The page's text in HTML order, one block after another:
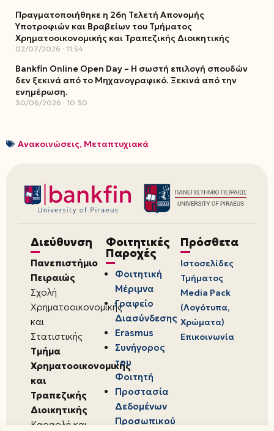
Πραγματοποιήθηκε η 26η Τελετή Απονομής
Υποτροφιών και Βραβείων του Τμήματος
Χρηματοοικονομικής και Τραπεζικής Διοικητικής
02/07/2026 11:54
Bankfin Online Open Day – Η σωστή επιλογή σπουδών
δεν ξεκινά από το Μηχανογραφικό. Ξεκινά από την
ενημέρωση.
30/06/2026 10:30
Ανακοινώσεις, Μεταπτυχιακά
Διεύθυνση
Πανεπιστήμιο
Πειραιώς
Σχολή
Χρηματοοικονομικής
και
Στατιστικής
Τμήμα
Χρηματοοικονομικής
και
Τραπεζικής
Διοικητικής
Καραολή και
Φοιτητικές
Παροχές
Φοιτητική
Μέριμνα
Γραφείο
Διασύνδεσης
Erasmus
Συνήγορος
του
Φοιτητή
Προστασία
Δεδομένων
Προσωπικού
Πρόσθετα
Ιστοσελίδες
Τμήματος
Media Pack
(Λογότυπα,
Χρώματα)
Επικοινωνία